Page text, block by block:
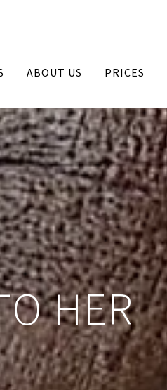
ABOUT US PRICES
HER